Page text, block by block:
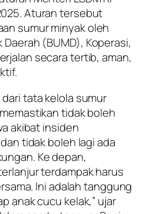
Aturan tersebut
sumur minyak oleh
Daerah (BUMD), Koperasi,
secara tertib, aman,
tata kelola sumur
tidak boleh
akibat insiden
tidak boleh lagi ada
Ke depan,
terdampak harus
Ini adalah tanggung
anak cucu kelak,” ujar